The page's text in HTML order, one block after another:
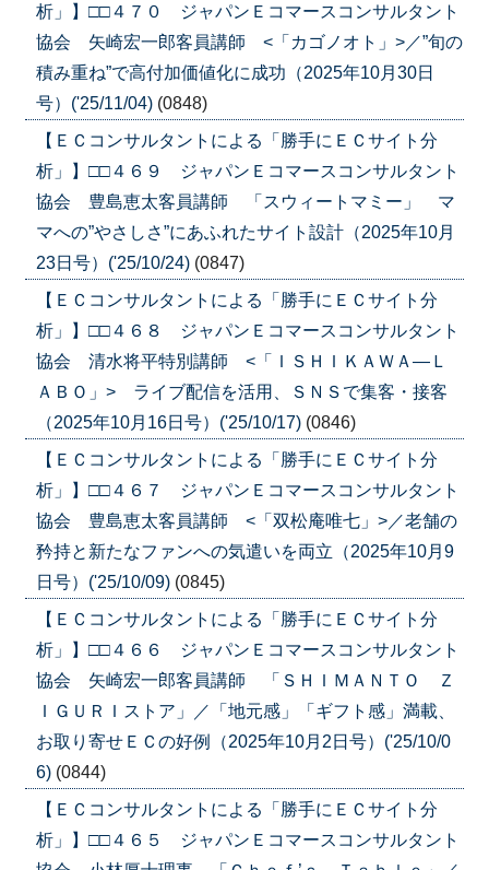
析」】□□４７０ ジャパンＥコマースコンサルタント
協会 矢崎宏一郎客員講師 <「カゴノオト」>／”旬の
積み重ね”で高付加価値化に成功（2025年10月30日
号）('25/11/04) (0848)
【ＥＣコンサルタントによる「勝手にＥＣサイト分
析」】□□４６９ ジャパンＥコマースコンサルタント
協会 豊島恵太客員講師 「スウィートマミー」 マ
マへの”やさしさ”にあふれたサイト設計（2025年10月
23日号）('25/10/24) (0847)
【ＥＣコンサルタントによる「勝手にＥＣサイト分
析」】□□４６８ ジャパンＥコマースコンサルタント
協会 清水将平特別講師 <「ＩＳＨＩＫＡＷＡ―Ｌ
ＡＢＯ」> ライブ配信を活用、ＳＮＳで集客・接客
（2025年10月16日号）('25/10/17) (0846)
【ＥＣコンサルタントによる「勝手にＥＣサイト分
析」】□□４６７ ジャパンＥコマースコンサルタント
協会 豊島恵太客員講師 <「双松庵唯七」>／老舗の
矜持と新たなファンへの気遣いを両立（2025年10月9
日号）('25/10/09) (0845)
【ＥＣコンサルタントによる「勝手にＥＣサイト分
析」】□□４６６ ジャパンＥコマースコンサルタント
協会 矢崎宏一郎客員講師 「ＳＨＩＭＡＮＴＯ Ｚ
ＩＧＵＲＩストア」／「地元感」「ギフト感」満載、
お取り寄せＥＣの好例（2025年10月2日号）('25/10/0
6) (0844)
【ＥＣコンサルタントによる「勝手にＥＣサイト分
析」】□□４６５ ジャパンＥコマースコンサルタント